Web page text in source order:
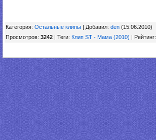
Категория: Остальные клипы | Добавил: den (15.06.2010)
Просмотров: 3242 | Теги: Клип ST - Мама (2010) | Рейтинг: